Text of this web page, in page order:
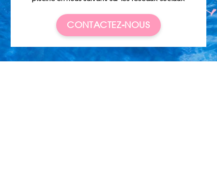
CONTACTEZ-NOUS